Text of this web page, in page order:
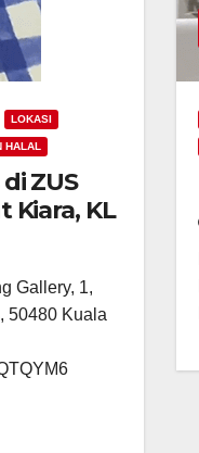
LOKASI
HALAL
ZUS
Kiara, KL
Gallery, 1,
50480 Kuala